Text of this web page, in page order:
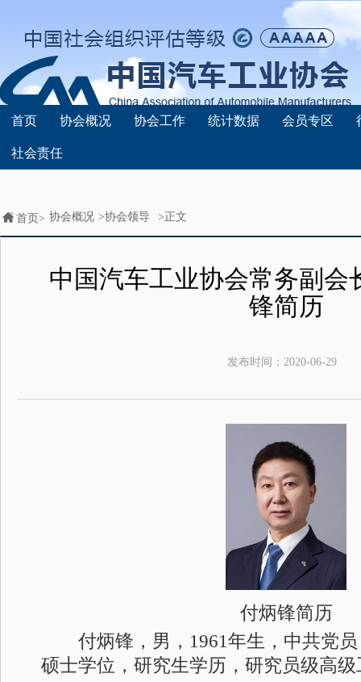
首页 协会概况 协会工作 统计数据 会员专区
社会责任
首页> 协会概况 >协会领导 >正文
中国汽车工业协会常务副会
锋简历
发布时间： 2020-06-29
付炳锋简历
付炳锋，男，1961年生，中共党员
硕士学位，研究生学历，研究员级高